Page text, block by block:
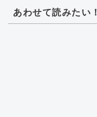
あわせて読みたい！